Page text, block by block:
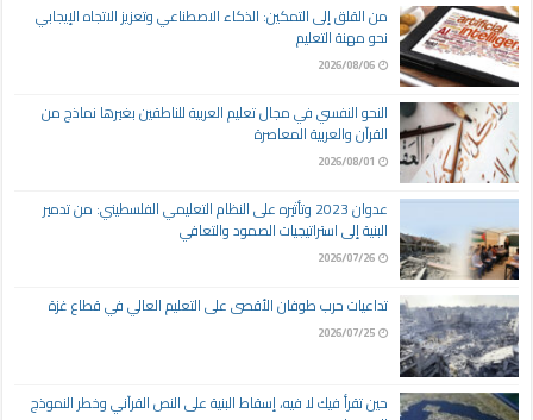
من القلق إلى التمكين: الذكاء الاصطناعي وتعزيز الاتجاه الإيجابي
نحو مهنة التعليم
2026/08/06
النحو النفسي في مجال تعليم العربية للناطقين بغيرها نماذج من
القرآن والعربية المعاصرة
2026/08/01
عدوان 2023 وتأثيره على النظام التعليمي الفلسطيني: من تدمير
البنية إلى استراتيجيات الصمود والتعافي
2026/07/26
تداعيات حرب طوفان الأقصى على التعليم العالي في قطاع غزة
2026/07/25
حين تقرأ فيك لا فيه، إسقاط البنية على النص القرآني وخطر النموذج